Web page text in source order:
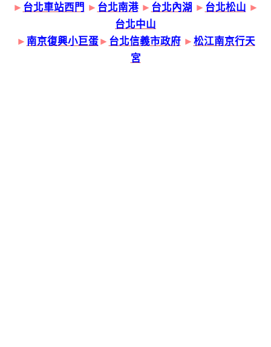
► 台北車站西門 ► 台北南港 ► 台北內湖 ► 台北松山 ►
台北中山
► 南京復興小巨蛋► 台北信義市政府► 松江南京行天
宮